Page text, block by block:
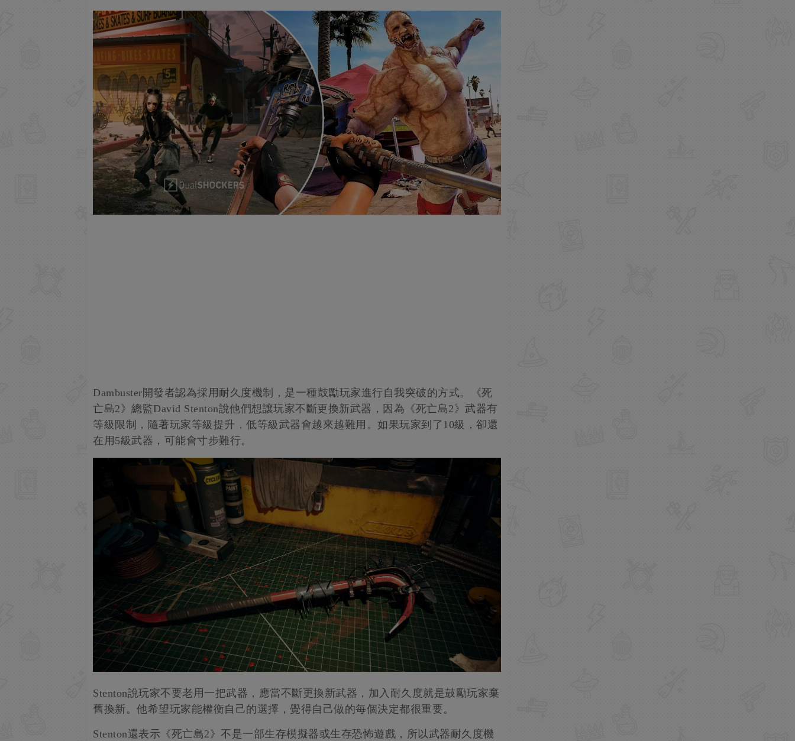
Dambuster開發者認為採用耐久度機制，是一種鼓勵玩家進行自我突破的方式。《死
亡島2》總監David Stenton說他們想讓玩家不斷更換新武器，因為《死亡島2》武器有
等級限制，隨著玩家等級提升，低等級武器會越來越難用。如果玩家到了10級，卻還
在用5級武器，可能會寸步難行。
Stenton說玩家不要老用一把武器，應當不斷更換新武器，加入耐久度就是鼓勵玩家棄
舊換新。他希望玩家能權衡自己的選擇，覺得自己做的每個決定都很重要。
Stenton還表示《死亡島2》不是一部生存模擬器或生存恐怖遊戲，所以武器耐久度機